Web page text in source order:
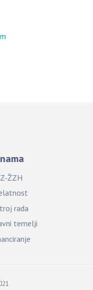
ŽZH
rada
temelji